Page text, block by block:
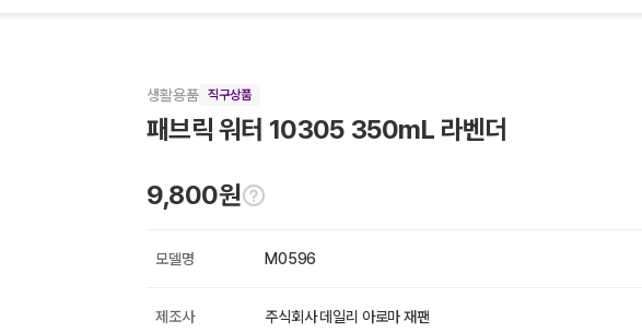
생활용품 직구상품
패브릭 워터 10305 350mL 라벤더
9,800원
모델명 M0596
제조사 주식회사 데일리 아로마 재팬